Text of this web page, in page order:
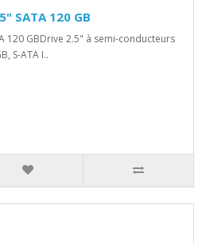
SATA 120 GB
120 GBDrive 2.5" à semi-conducteurs
S-ATA I..